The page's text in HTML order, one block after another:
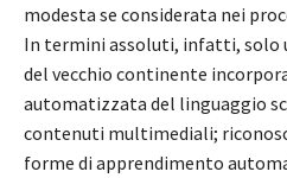
modesta se considerata nei
In termini assoluti, infatti, solo
del vecchio continente
automatizzata del linguaggio
contenuti multimediali;
forme di apprendimento